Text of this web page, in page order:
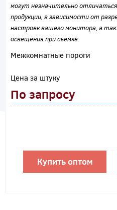
могут незначительно
продукции, в зависимости от
настроек вашего монитора, а
освещения при съемке.
Межкомнатные пороги
Цена за штуку
По запросу
Купить оптом